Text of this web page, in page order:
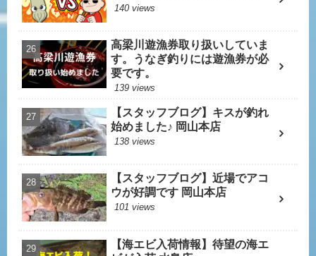
140 views
高梁川遊漁券取り扱いしていま
す。うなぎ釣りには遊漁券が必
要です。
139 views
【スタッフブログ】キスが釣れ
始めました♪ 岡山本店
138 views
【スタッフブログ】近場でアコ
ウが好調です 岡山本店
101 views
【海エビ入荷情報】待望の海エ